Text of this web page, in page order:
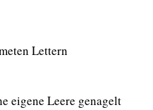
Lettern
eigene Leere genagelt